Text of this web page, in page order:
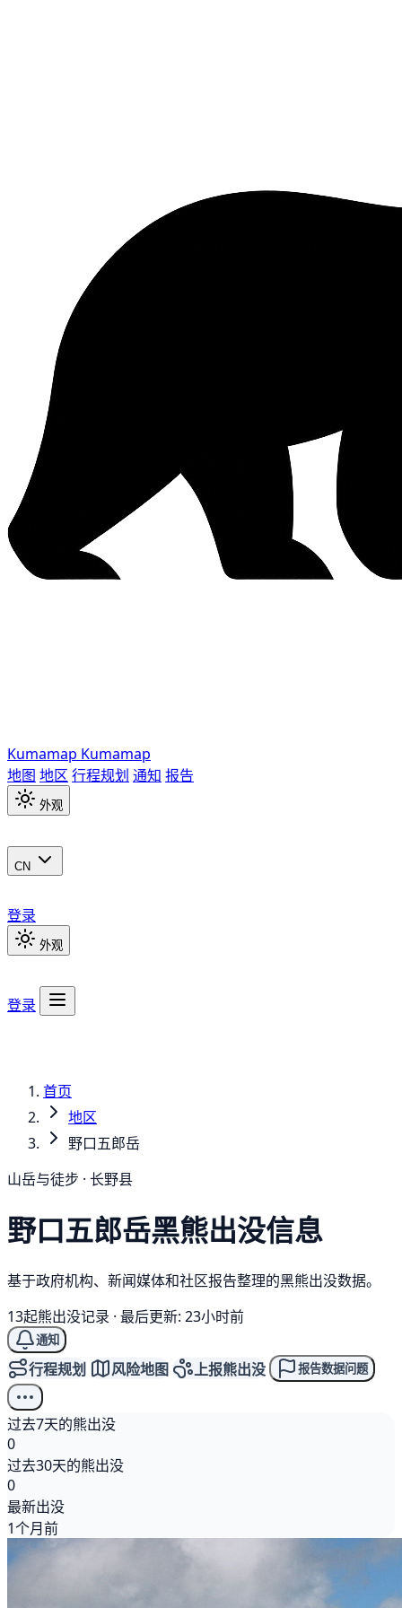
Kumamap Kumamap
地图 地区 行程规划 通知 报告
外观
CN
登录
外观
登录
首页
地区
野口五郎岳
山岳与徒步 · 长野县
野口五郎岳黑熊出没信息
基于政府机构、新闻媒体和社区报告整理的黑熊出没数据。
13起熊出没记录 · 最后更新: 23小时前
通知
行程规划 风险地图 上报熊出没 报告数据问题
过去7天的熊出没
0
过去30天的熊出没
0
最新出没
1个月前